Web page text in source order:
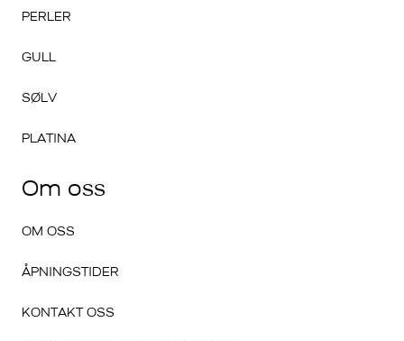
PERLER
GULL
SØLV
PLATINA
Om oss
OM OSS
ÅPNINGSTIDER
KONTAKT OSS